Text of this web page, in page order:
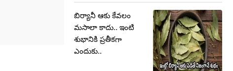
బిర్యానీ ఆకు కేవలం
మసాలా కాదు.. ఇంటి
శుభానికి ప్రతీకగా
ఎందుకు..